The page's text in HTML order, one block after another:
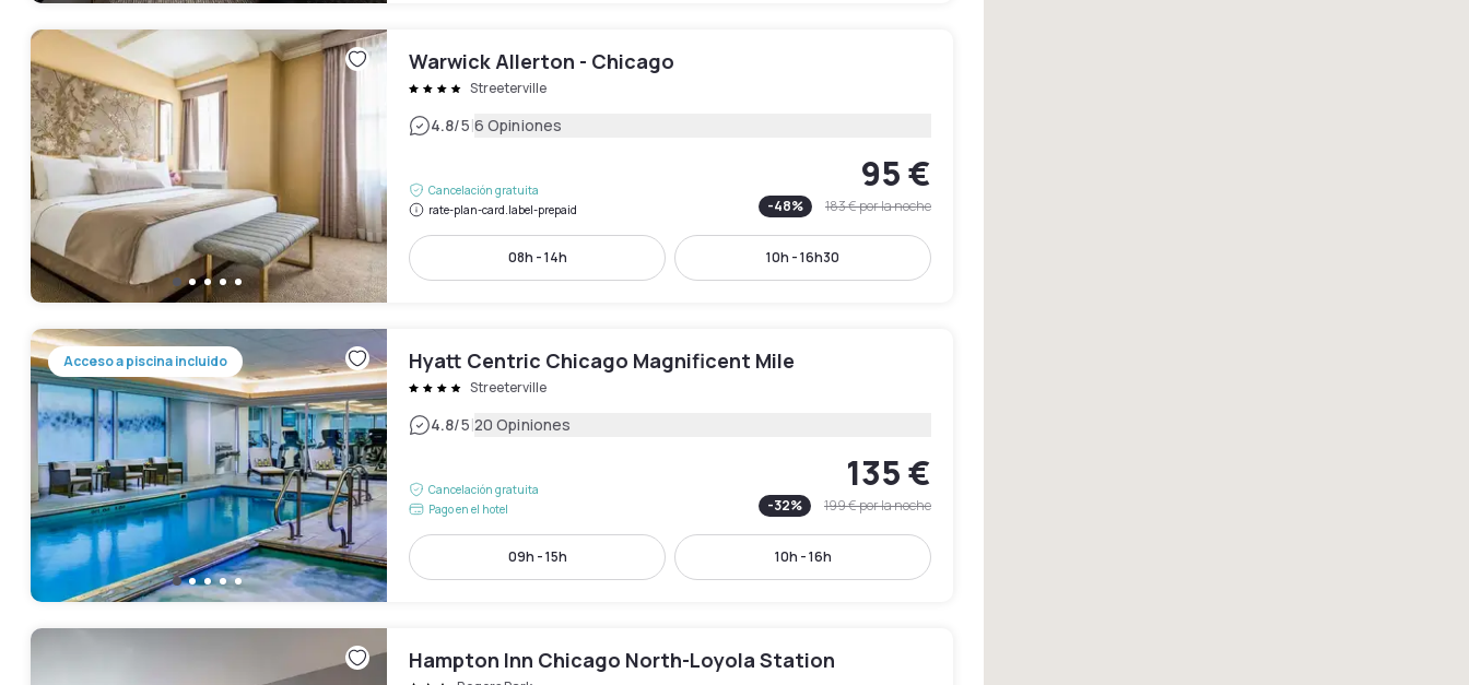
Warwick Allerton - Chicago
Streeterville
4.8/5|6 Opiniones
Cancelación gratuita
rate-plan-card.label-prepaid
95 €
-48% 183 €por la noche
08h - 14h 10h - 16h30
Acceso a piscina incluido Hyatt Centric Chicago Magnificent Mile
Streeterville
4.8/5|20 Opiniones
Cancelación gratuita
Pago en el hotel
135 €
-32% 199 €por la noche
09h - 15h 10h - 16h
Hampton Inn Chicago North-Loyola Station